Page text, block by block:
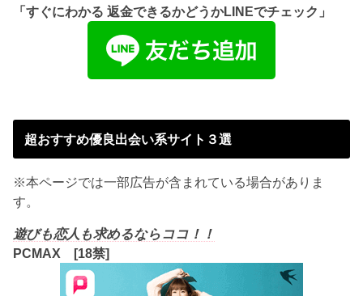
「すぐにわかる 返金できるかどうかLINEでチェック」
超おすすめ優良出会い系サイト３選
※本ページでは一部広告が含まれている場合がありま
す。
遊びも恋人も求めるならココ！！
PCMAX [18禁]